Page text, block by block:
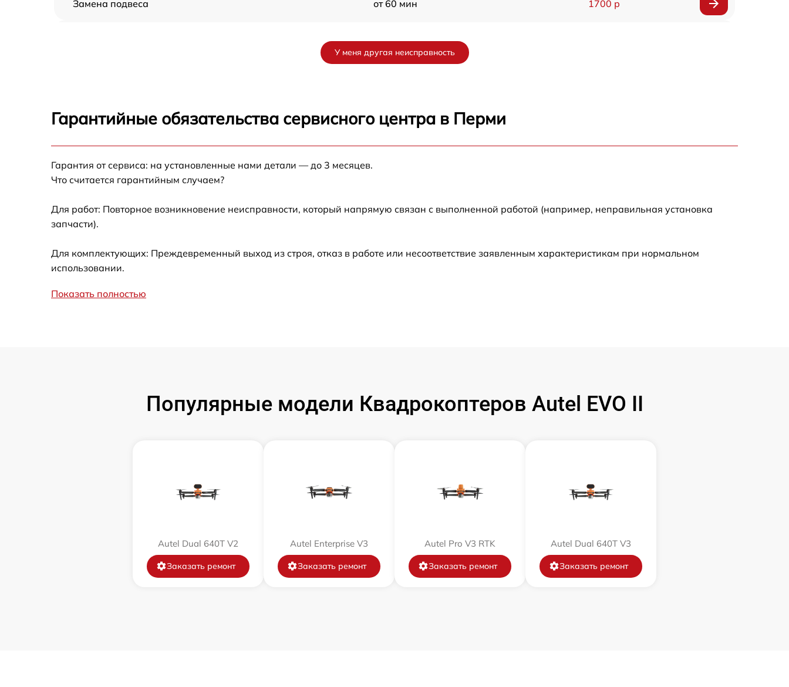
Замена подвеса от 60 мин 1700 р
Замена корпуса
Прошивка
Установка антенны пульта
У меня другая неисправность
Гарантийные обязательства сервисного центра в Перми
Гарантия от сервиса: на установленные нами детали — до 3 месяцев.
Что считается гарантийным случаем?
Для работ: Повторное возникновение неисправности, который напрямую связан с выполненной работой (например, неправильная установка
запчасти).
Для комплектующих: Преждевременный выход из строя, отказ в работе или несоответствие заявленным характеристикам при нормальном
использовании.
Показать полностью
Популярные модели Квадрокоптеров Autel EVO II
Autel Dual 640T V2
Заказать ремонт
Autel Enterprise V3
Заказать ремонт
Autel Pro V3 RTK
Заказать ремонт
Autel Dual 640T V3
Заказать ремонт